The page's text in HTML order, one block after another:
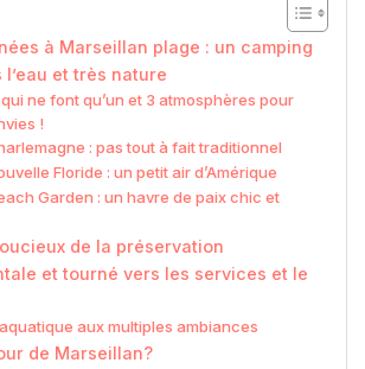
à Marseillan plage : un camping
et très nature
ne font qu’un et 3 atmosphères pour
!
: pas tout à fait traditionnel
Floride : un petit air d’Amérique
Garden : un havre de paix chic et
de la préservation
et tourné vers les services et le
aux multiples ambiances
de Marseillan?